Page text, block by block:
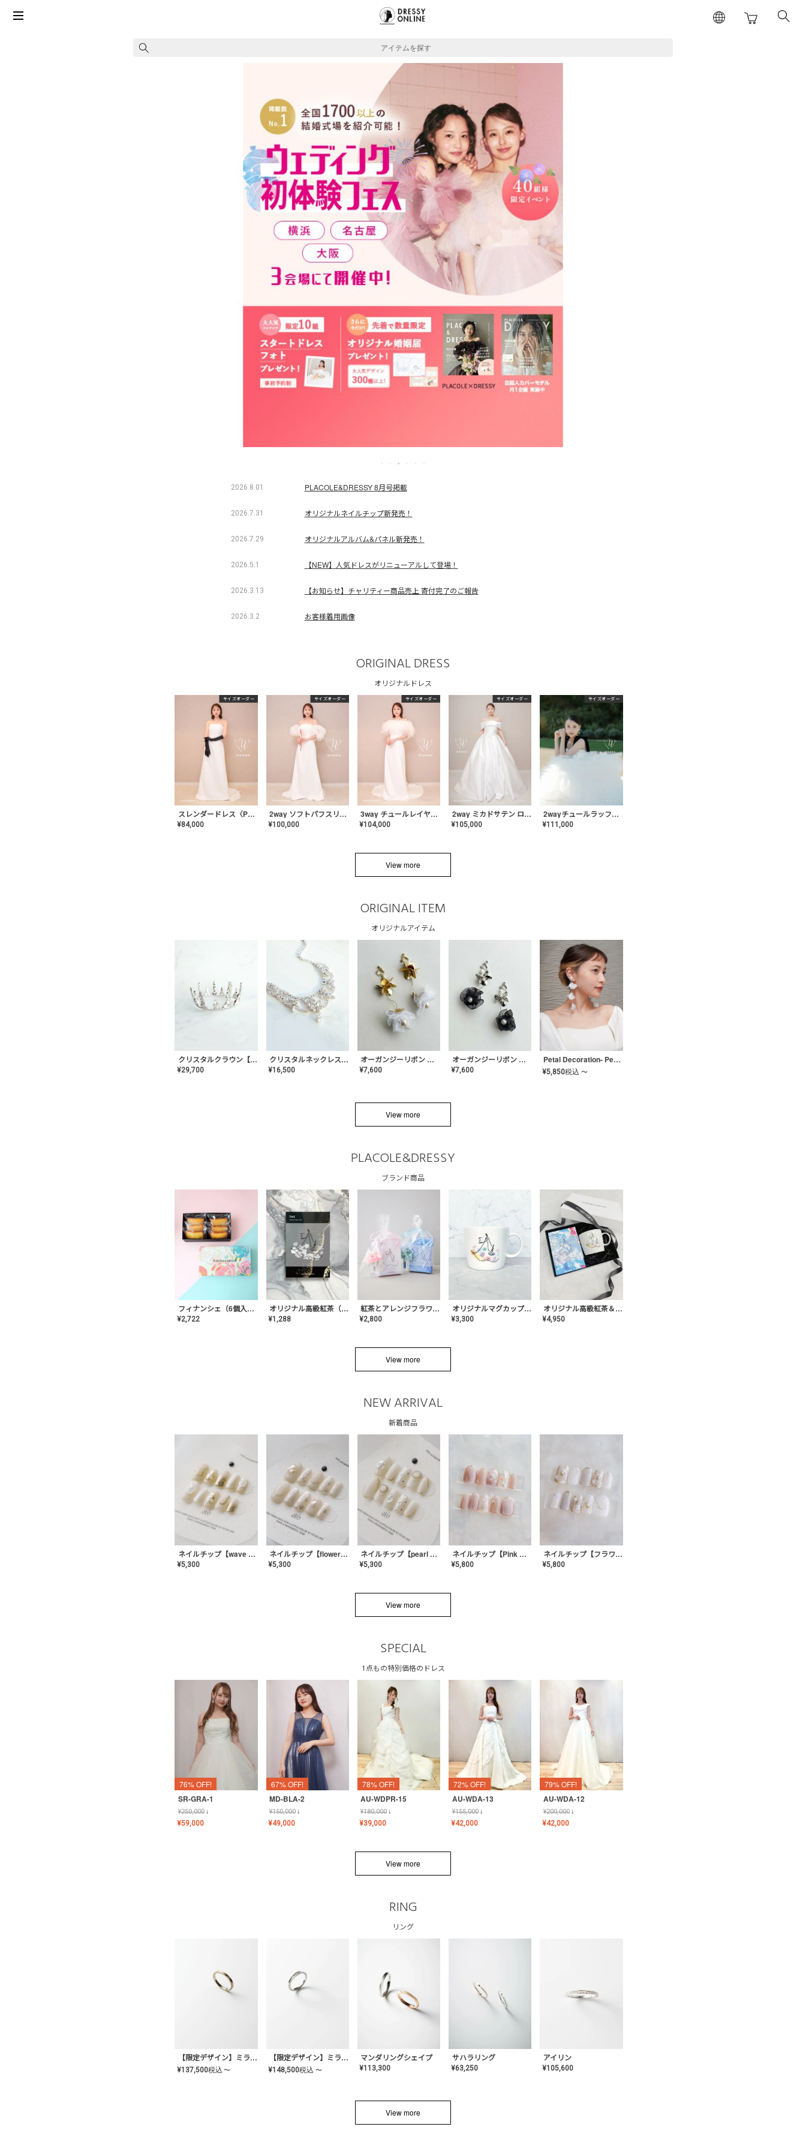
アイテムを探す
2026.8.01 PLACOLE&DRESSY 8月号掲載
2026.7.31 オリジナルネイルチップ新発売！
2026.7.29 オリジナルアルバム&パネル新発売！
2026.5.1 【NEW】人気ドレスがリニューアルして登場！
2026.3.13 【お知らせ】チャリティー商品売上 寄付完了のご報告
2026.3.2 お客様着用画像
ORIGINAL DRESS
オリジナルドレス
サイズオーダー
スレンダードレス〈PD-WDOR-2110〉
¥84,000
サイズオーダー
2way ソフトパフスリーブ スレンダードレス〈PD-WDOR-2112〉
¥100,000
サイズオーダー
3way チュールレイヤーオフショルダー スレンダードレス〈PD-WDOR-2111〉
¥104,000
サイズオーダー
2way ミカドサテン ロールカラードレス〈PD-WDOR-511〉
¥105,000
サイズオーダー
2wayチュールラッフルドレス〈PD-WDOR-341〉
¥111,000
View more
ORIGINAL ITEM
オリジナルアイテム
クリスタルクラウン【MA-COHD-01】韓国風クラウン/ウェディングクラウン/ティアラ
¥29,700
クリスタルネックレス-Lace【MA-CONL-02】
¥16,500
オーガンジーリボン バレリーナイヤリング&ピアス【White】〈PV-COER-12〉
¥7,600
オーガンジーリボン バレリーナイヤリング&ピアス【Black】〈PV-COER-11〉
¥7,600
Petal Decoration- Pearl【JA-COER-3】
¥5,850税込 〜
View more
PLACOLE&DRESSY
ブランド商品
フィナンシェ（6個入り）
¥2,722
オリジナル高級紅茶（TIME/タイム）【ギフト/プチギフト/プレゼント/内祝い/結婚式/オリジナル配合/高品質/ハーブティー/茶葉/記念日/お返し/手土産/美容/おしゃれ】
¥1,288
紅茶とアレンジフラワーのセット
¥2,800
オリジナルマグカップ【AT-TW-03】ギフトセット有/プレゼント/内祝い/結婚式/ペア/食器/テーブルウェア/記念日/お返し/特別/高級/おしゃれ
¥3,300
オリジナル高級紅茶＆マグカップ ギフト【AT-GF-02】ギフトセット/プレゼント/内祝い/結婚式/ハーブティー/高品質/マグカップ/食器/記念日/お返し/手土産/美容/おしゃれ
¥4,950
View more
NEW ARRIVAL
新着商品
ネイルチップ【wave mirror】AE-CONA-04
¥5,300
ネイルチップ【flower shell】AE-CONA-03
¥5,300
ネイルチップ【pearl bijou】AE-CONA-02
¥5,300
ネイルチップ【Pink Glow Nail】MK-CONA-04
¥5,800
ネイルチップ【フラワーシフォンネイル】MK-CONA-03
¥5,800
View more
SPECIAL
1点もの特別価格のドレス
76% OFF!
SR-GRA-1
¥250,000↓
¥59,000
67% OFF!
MD-BLA-2
¥150,000↓
¥49,000
78% OFF!
AU-WDPR-15
¥180,000↓
¥39,000
72% OFF!
AU-WDA-13
¥155,000↓
¥42,000
79% OFF!
AU-WDA-12
¥200,000↓
¥42,000
View more
RING
リング
【限定デザイン】ミライ(mill-ai)リング
¥137,500税込 〜
【限定デザイン】ミライ(mill-ai)リング
¥148,500税込 〜
マンダリングシェイプ
¥113,300
サハラリング
¥63,250
アイリン
¥105,600
View more